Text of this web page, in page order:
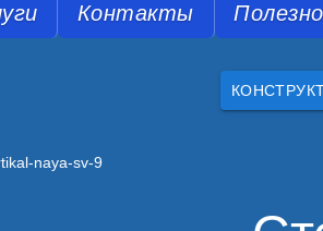
Контакты
naya-sv-9